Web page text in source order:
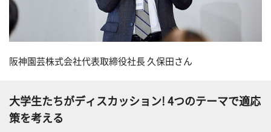
阪神園芸株式会社代表取締役社長 久保田さん
大学生たちがディスカッション! 4つのテーマで適応
策を考える